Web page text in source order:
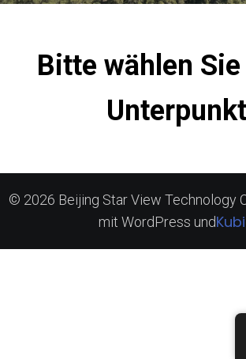
Bitte wählen
Unterpunkt
© 2026 Beijing Star View Technology
mit WordPress und